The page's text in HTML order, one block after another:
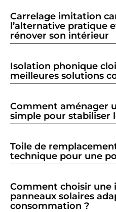
Carrelage imitation
l’alternative pratique
rénover son intérieur
Isolation phonique
meilleures solutions
Comment aménager
simple pour stabiliser
Toile de
technique pour une
Comment choisir une
panneaux solaires
consommation ?